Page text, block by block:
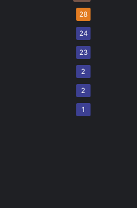
28
24
23
2
2
1